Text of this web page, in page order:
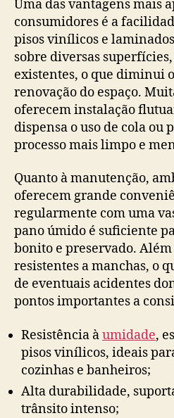
Uma das vantagens mais
consumidores é a
pisos vinílicos e
sobre diversas
existentes, o que diminui
renovação do espaço.
oferecem instalação
dispensa o uso de cola ou
processo mais limpo e
Quanto à manutenção,
oferecem grande
regularmente com uma
pano úmido é suficiente
bonito e preservado. Além
resistentes a manchas, o
de eventuais acidentes
pontos importantes a
Resistência àumidade,
pisos vinílicos, ideais
cozinhas e banheiros;
Alta durabilidade,
trânsito intenso;